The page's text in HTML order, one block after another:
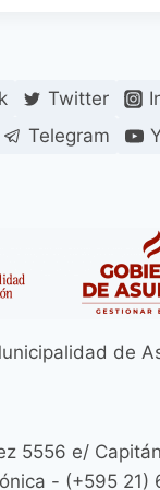
Twitter
Telegram
de
5556 e/
- (+595 21)